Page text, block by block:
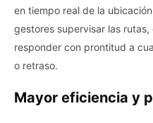
en tiempo real de la
gestores supervisar las
responder con prontitud a
o retraso.
Mayor eficiencia y